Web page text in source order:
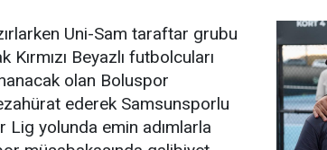
Uni-Sam taraftar grubu
Beyazlı futbolcuları
olan Boluspor
ederek Samsunsporlu
yolunda emin adımlarla